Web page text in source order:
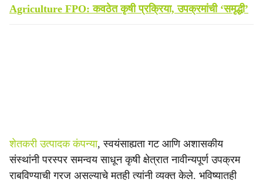
Agriculture FPO: कवठेत कृषी प्रक्रिया, उपक्रमांची ‘समृद्धी’
शेतकरी उत्पादक कंपन्या, स्वयंसाह्यता गट आणि अशासकीय
संस्थांनी परस्पर समन्वय साधून कृषी क्षेत्रात नावीन्यपूर्ण उपक्रम
राबविण्याची गरज असल्याचे मतही त्यांनी व्यक्त केले. भविष्यातही